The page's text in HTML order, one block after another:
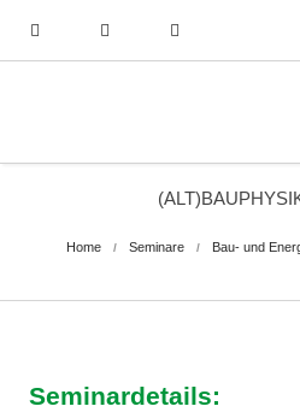
Home Seminare Bau- und
Seminardetails: